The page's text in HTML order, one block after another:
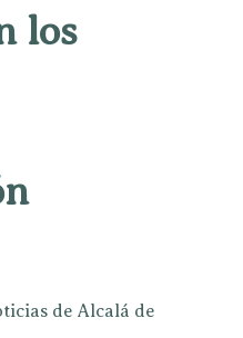
los
de Alcalá de